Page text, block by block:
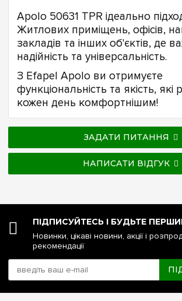
Apolo 50631 TPR ідеально
Житлових приміщень, офісів,
закладів та інших об'єктів, де
надійність та універсальність.
З Efapel Apolo ви отримуєте
функціональність та якість,
кожен день комфортнішим!
ЗАДАТИ ПИТАННЯ
НАПИСАТИ ВІДГУК
ПІДПИСУЙТЕСЬ І БУДЬТЕ
Новинки, цікаві новини, акції і
рекомендації